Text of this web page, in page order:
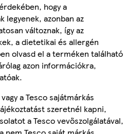
hogy a
azonban az
változnak, így az
a dietetikai és allergén
olvasd el a terméken található
azon információkra,
a Tesco sajátmárkás
szeretnél kapni,
a Tesco vevőszolgálatával,